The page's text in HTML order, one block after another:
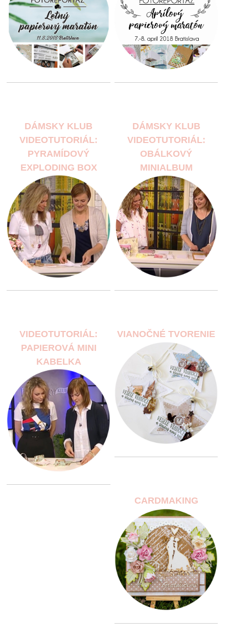
DÁMSKY KLUB
VIDEOTUTORIÁL:
PYRAMÍDOVÝ
EXPLODING BOX
DÁMSKY KLUB
VIDEOTUTORIÁL:
OBÁLKOVÝ
MINIALBUM
VIDEOTUTORIÁL:
PAPIEROVÁ MINI
KABELKA
VIANOČNÉ TVORENIE
CARDMAKING